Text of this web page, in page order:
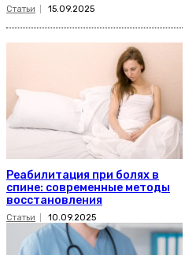
Статьи 15.09.2025
Реабилитация при болях в
спине: современные методы
восстановления
Статьи 10.09.2025